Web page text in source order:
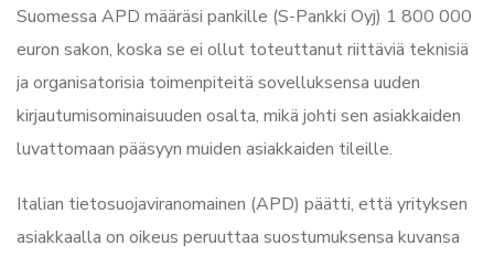
Suomessa APD määräsi pankille (S-Pankki Oyj) 1 800 000
euron sakon, koska se ei ollut toteuttanut riittäviä teknisiä
ja organisatorisia toimenpiteitä sovelluksensa uuden
kirjautumisominaisuuden osalta, mikä johti sen asiakkaiden
luvattomaan pääsyyn muiden asiakkaiden tileille.
Italian tietosuojaviranomainen (APD) päätti, että yrityksen
asiakkaalla on oikeus peruuttaa suostumuksensa kuvansa